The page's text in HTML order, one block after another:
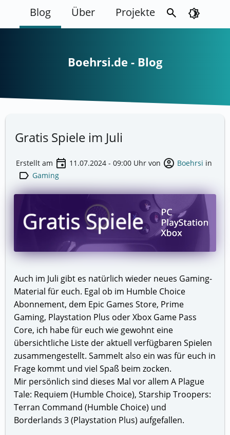
Blog Über Projekte search brightness_4
Boehrsi.de - Blog
Gratis Spiele im Juli
Erstellt am event 11.07.2024 - 09:00 Uhr von account_circle Boehrsi in
label Gaming
Auch im Juli gibt es natürlich wieder neues Gaming-
Material für euch. Egal ob im Humble Choice
Abonnement, dem Epic Games Store, Prime
Gaming, Playstation Plus oder Xbox Game Pass
Core, ich habe für euch wie gewohnt eine
übersichtliche Liste der aktuell verfügbaren Spielen
zusammengestellt. Sammelt also ein was für euch in
Frage kommt und viel Spaß beim zocken.
Mir persönlich sind dieses Mal vor allem A Plague
Tale: Requiem (Humble Choice), Starship Troopers:
Terran Command (Humble Choice) und
Borderlands 3 (Playstation Plus) aufgefallen.